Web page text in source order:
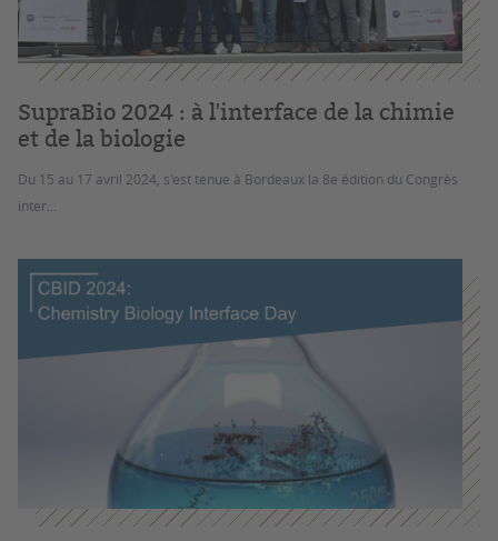
SupraBio 2024 : à l'interface de la chimie
et de la biologie
Du 15 au 17 avril 2024, s'est tenue à Bordeaux la 8e édition du Congrès
inter...